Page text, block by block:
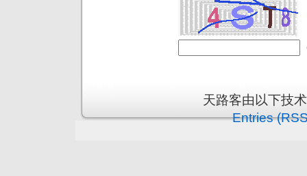
天路客由以下技
Entries